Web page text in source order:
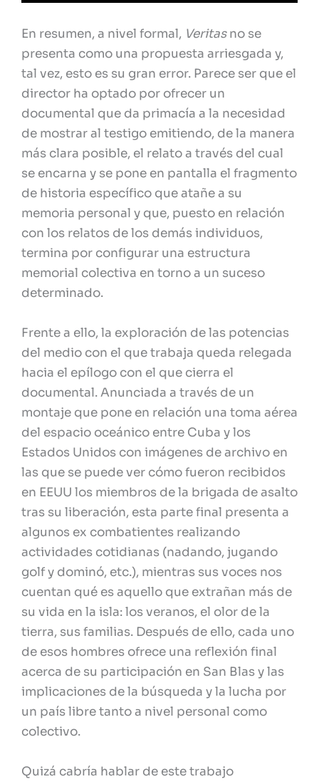
En resumen, a nivel formal, Veritasno se
presenta como una propuesta arriesgada y,
tal vez, esto es su gran error. Parece ser que el
director ha optado por ofrecer un
documental que da primacía a la necesidad
de mostrar al testigo emitiendo, de la manera
más clara posible, el relato a través del cual
se encarna y se pone en pantalla el fragmento
de historia específico que atañe a su
memoria personal y que, puesto en relación
con los relatos de los demás individuos,
termina por configurar una estructura
memorial colectiva en torno a un suceso
determinado.
Frente a ello, la exploración de las potencias
del medio con el que trabaja queda relegada
hacia el epílogo con el que cierra el
documental. Anunciada a través de un
montaje que pone en relación una toma aérea
del espacio oceánico entre Cuba y los
Estados Unidos con imágenes de archivo en
las que se puede ver cómo fueron recibidos
en EEUU los miembros de la brigada de asalto
tras su liberación, esta parte final presenta a
algunos ex combatientes realizando
actividades cotidianas (nadando, jugando
golf y dominó, etc.), mientras sus voces nos
cuentan qué es aquello que extrañan más de
su vida en la isla: los veranos, el olor de la
tierra, sus familias. Después de ello, cada uno
de esos hombres ofrece una reflexión final
acerca de su participación en San Blas y las
implicaciones de la búsqueda y la lucha por
un país libre tanto a nivel personal como
colectivo.
Quizá cabría hablar de este trabajo